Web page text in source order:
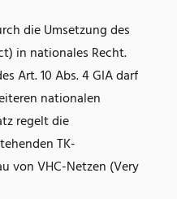
die Umsetzung des
in nationales Recht.
Art. 10 Abs. 4 GIA darf
nationalen
regelt die
TK-
von VHC-Netzen (Very